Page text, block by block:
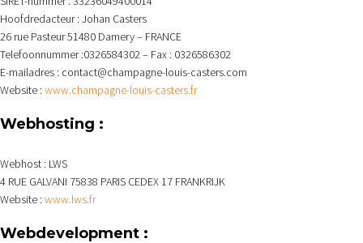
Hoofdredacteur : Johan Casters
26 rue Pasteur 51480 Damery – FRANCE
Telefoonnummer :0326584302 – Fax : 0326586302
E-mailadres : contact@champagne-louis-casters.com
Website : www.champagne-louis-casters.fr
Webhosting :
Webhost : LWS
4 RUE GALVANI 75838 PARIS CEDEX 17 FRANKRIJK
Website : www.lws.fr
Webdevelopment :